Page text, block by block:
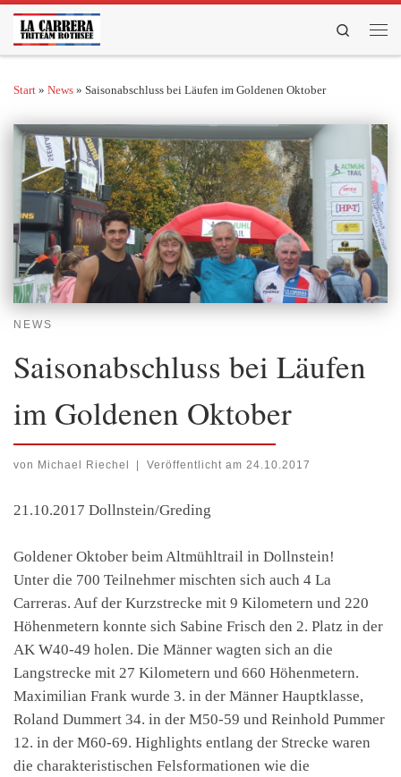
Zum Inhalt springen
Search
Start » News » Saisonabschluss bei Läufen im Goldenen Oktober
NEWS
Saisonabschluss bei Läufen
im Goldenen Oktober
von Michael Riechel Veröffentlicht am 24.10.2017
21.10.2017 Dollnstein/Greding
Goldener Oktober beim Altmühltrail in Dollnstein!
Unter die 700 Teilnehmer mischten sich auch 4 La
Carreras. Auf der Kurzstrecke mit 9 Kilometern und 220
Höhenmetern konnte sich Sabine Frisch den 2. Platz in der
AK W40-49 holen. Die Männer wagten sich an die
Langstrecke mit 27 Kilometern und 660 Höhenmetern.
Maximilian Frank wurde 3. in der Männer Hauptklasse,
Roland Dummert 34. in der M50-59 und Reinhold Pummer
12. in der M60-69. Highlights entlang der Strecke waren
die charakteristischen Felsformationen wie die